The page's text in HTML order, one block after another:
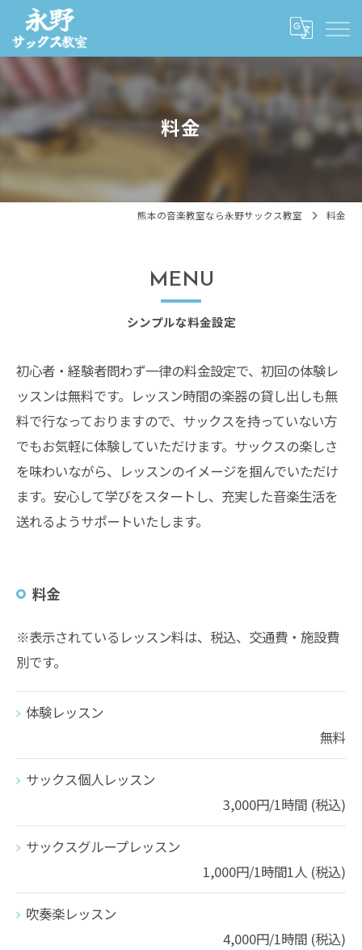
料金
熊本の音楽教室なら永野サックス教室 料金
シンプルな料金設定
MENU
初心者・経験者問わず一律の料金設定で、初回の体験レ
ッスンは無料です。レッスン時間の楽器の貸し出しも無
料で行なっておりますので、サックスを持っていない方
でもお気軽に体験していただけます。サックスの楽しさ
を味わいながら、レッスンのイメージを掴んでいただけ
ます。安心して学びをスタートし、充実した音楽生活を
送れるようサポートいたします。
料金
※表示されているレッスン料は、税込、交通費・施設費
別です。
体験レッスン
無料
サックス個人レッスン
3,000円/1時間 (税込)
サックスグループレッスン
1,000円/1時間1人 (税込)
吹奏楽レッスン
4,000円/1時間 (税込)